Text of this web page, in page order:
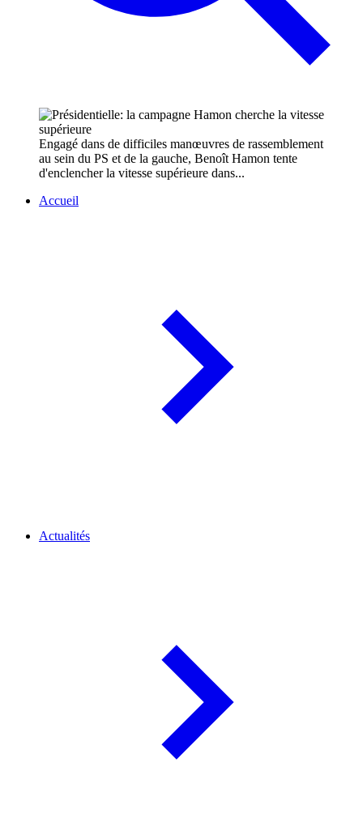
Engagé dans de difficiles manœuvres de rassemblement
au sein du PS et de la gauche, Benoît Hamon tente
d'enclencher la vitesse supérieure dans...
Accueil
Actualités